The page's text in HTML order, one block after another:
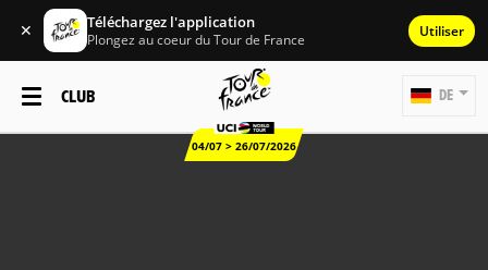
✕ Téléchargez l'application
Plongez au coeur du Tour de France Utiliser
CLUB
04/07 > 26/07/2026
DE